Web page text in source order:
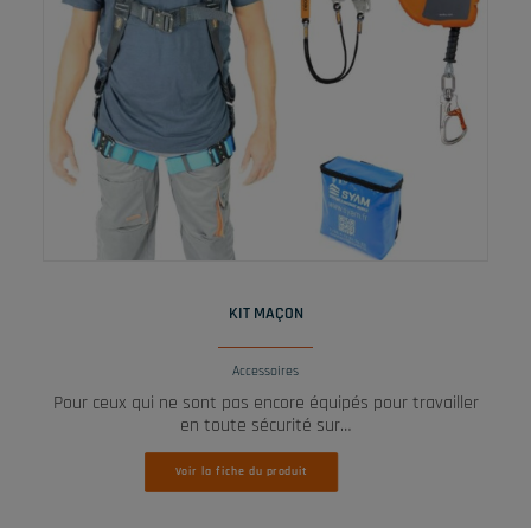
KIT MAÇON
Accessoires
Pour ceux qui ne sont pas encore équipés pour travailler
en toute sécurité sur…
Voir la fiche du produit